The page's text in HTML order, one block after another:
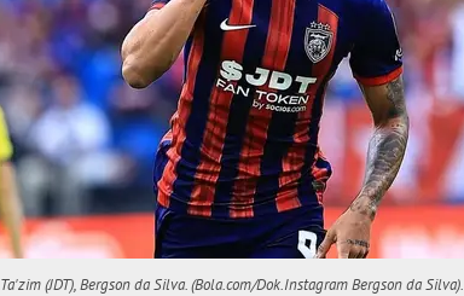
(JDT), Bergson da Silva. (Bola.com/Dok.Instagram Bergson da Silva).